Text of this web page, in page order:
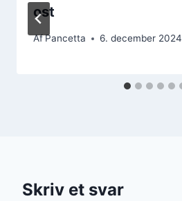
ost
AfPancetta 6. december 2024
Skriv et svar